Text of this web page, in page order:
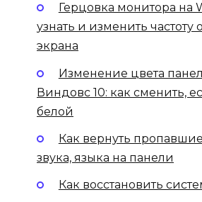
Герцовка монитора на
узнать и изменить частоту
экрана
Изменение цвета
Виндовс 10: как сменить,
белой
Как вернуть
звука, языка на панели
Как восстановить